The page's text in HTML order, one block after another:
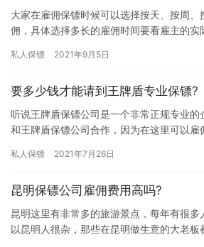
大家在雇佣保镖时候可以选择按天、按周、
佣，具体选择多长的雇佣时间要看雇主的实
大连保…
私人保镖 2021年9月5日
要多少钱才能请到王牌盾专业保镖?
听说王牌盾保镖公司是一个非常正规专业的
和王牌盾保镖公司合作，因为在这里可以雇
镖? …
私人保镖 2021年7月26日
昆明保镖公司雇佣费用高吗?
昆明这里有非常多的旅游景点，每年有很
以昆明人很杂，那些在昆明做生意的大老板